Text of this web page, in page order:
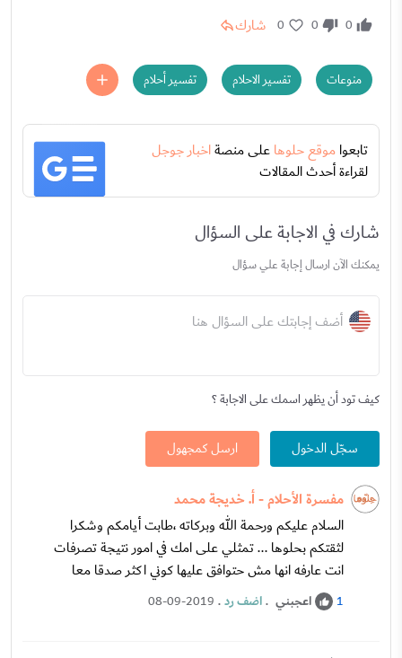
0
0
0 شارك
منوعات تفسير الاحلام تفسير أحلام
تابعواموقع حلوهاعلى منصةاخبار جوجل
لقراءة أحدث المقالات
شارك في الاجابة على السؤال
يمكنك الآن ارسال إجابة علي سؤال
أضف إجابتك على السؤال هنا
كيف تود أن يظهر اسمك على الاجابة ؟
سجّل الدخول ارسل كمجهول
مفسرة الأحلام - أ. خديجة محمد
السلام عليكم ورحمة الله وبركاته ،طابت أيامكم وشكرا
لثقتكم بحلوها ... تمثلي على امك في امور نتيجة تصرفات
انت عارفه انها مش حتوافق عليها كوني اكثر صدقا معا
1 اعجبني .اضف رد.
08-09-2019